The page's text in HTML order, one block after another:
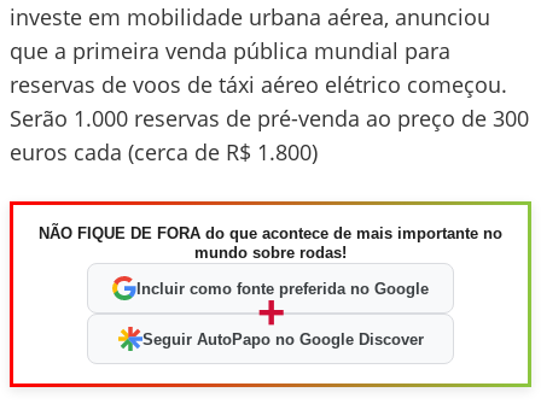
investe em mobilidade urbana aérea, anunciou
que a primeira venda pública mundial para
reservas de voos de táxi aéreo elétrico começou.
Serão 1.000 reservas de pré-venda ao preço de 300
euros cada (cerca de R$ 1.800)
NÃO FIQUE DE FORA do que acontece de mais importante no
mundo sobre rodas!
Incluir como fonte preferida no Google
+
Seguir AutoPapo no Google Discover